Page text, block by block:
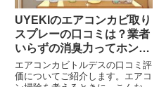
UYEKIのエアコンカビ取り
スプレーの口コミは？業者
いらずの消臭力ってホン
ト？
エアコンカビトルデスの口コミ評
価についてご紹介します。エアコ